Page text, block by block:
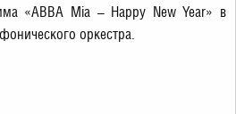
«ABBA Mia – Happy New Year» в
оркестра.